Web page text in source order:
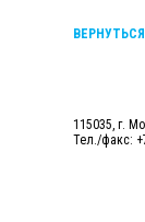
115035, г.
Тел./факс: